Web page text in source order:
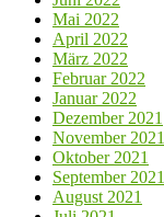
Mai 2022
April 2022
März 2022
Februar 2022
Januar 2022
Dezember 2021
November 2021
Oktober 2021
September 2021
August 2021